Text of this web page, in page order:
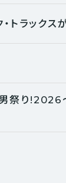
ックスが
り!2026〜